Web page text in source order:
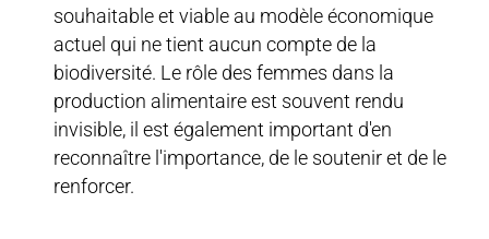
souhaitable et viable au modèle économique
actuel qui ne tient aucun compte de la
biodiversité. Le rôle des femmes dans la
production alimentaire est souvent rendu
invisible, il est également important d'en
reconnaître l'importance, de le soutenir et de le
renforcer.